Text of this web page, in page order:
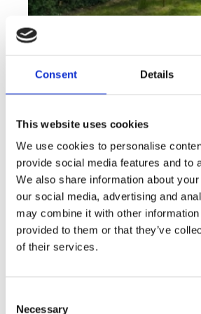
Consent Details
This website uses cookies
We use cookies to personalise
provide social media features and to
We also share information about
our social media, advertising and
may combine it with other information
provided to them or that they’ve
of their services.
Necessary
Rent flats 2+KT 41 m², Plzeň
Offer type
Property type
Apartment
disposition
funkce
garden store